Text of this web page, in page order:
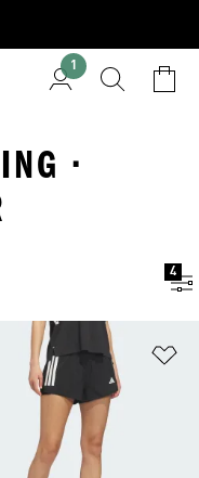
1
·
4
la lista de deseos